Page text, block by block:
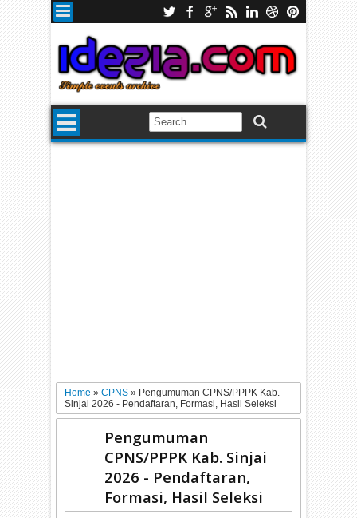
Home»CPNS» Pengumuman CPNS/PPPK Kab.
Sinjai 2026 - Pendaftaran, Formasi, Hasil Seleksi
Pengumuman
CPNS/PPPK Kab. Sinjai
2026 - Pendaftaran,
Formasi, Hasil Seleksi